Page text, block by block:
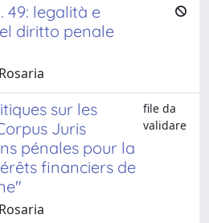
49: legalità e
diritto penale
sur les
Juris
pénales pour la
financiers de
file da
validare